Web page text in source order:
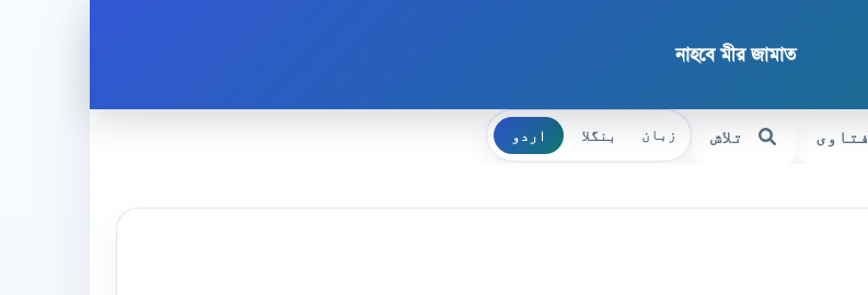
নাহবে মীর জামাত
فتاوی تلاش زبان بنگلا اردو